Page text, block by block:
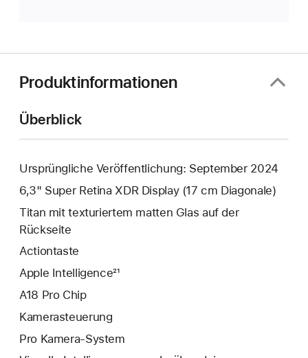
Produktinformationen
Überblick
Ursprüngliche Veröffentlichung: September 2024
6,3" Super Retina XDR Display (17 cm Diagonale)
Titan mit texturiertem matten Glas auf der
Rückseite
Action­taste
Apple Intelligence²¹
A18 Pro Chip
Kamera­steuerung
Pro Kamera-System